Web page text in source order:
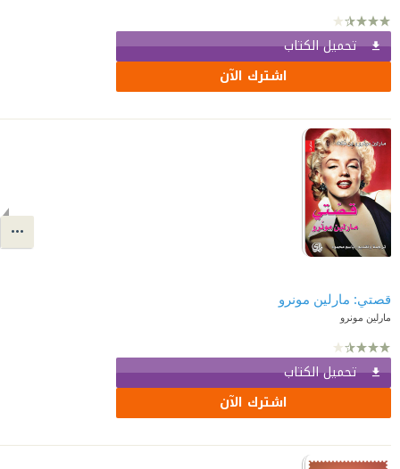
تحميل الكتاب
اشترك الآن
قصتي: مارلين مونرو
مارلين مونرو
تحميل الكتاب
اشترك الآن